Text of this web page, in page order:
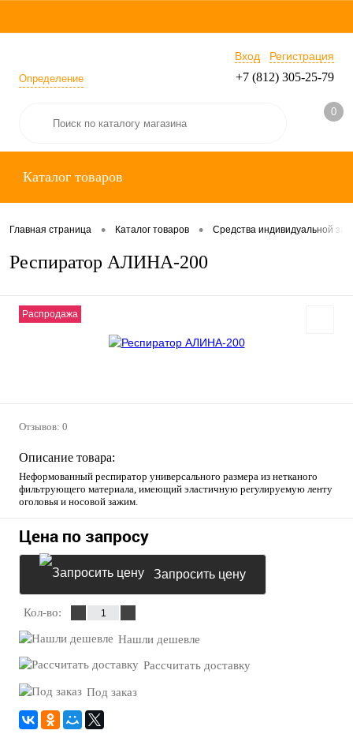
Определение
Вход Регистрация
+7 (812) 305-25-79
0
Каталог товаров
Главная страница • Каталог товаров • Средства индивидуальной
Респиратор АЛИНА-200
Распродажа
Отзывов: 0
Описание товара:
Неформованный респиратор универсального размера из нетканого
фильтрующего материала, имеющий эластичную регулируемую ленту
оголовья и носовой зажим.
Цена по запросу
Запросить цену
Кол-во:
Нашли дешевле
Рассчитать доставку
Под заказ